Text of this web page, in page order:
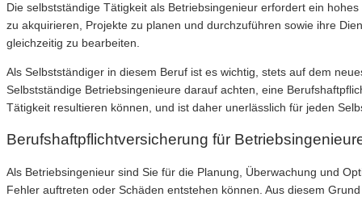
Die selbstständige Tätigkeit als Betriebsingenieur erfordert ein
zu akquirieren, Projekte zu planen und durchzuführen sowie ihre
gleichzeitig zu bearbeiten.
Als Selbstständiger in diesem Beruf ist es wichtig, stets auf dem
Selbstständige Betriebsingenieure darauf achten, eine
Tätigkeit resultieren können, und ist daher unerlässlich für jeden
Berufshaftpflichtversicherung für
Als Betriebsingenieur sind Sie für die Planung, Überwachung und
Fehler auftreten oder Schäden entstehen können. Aus diesem